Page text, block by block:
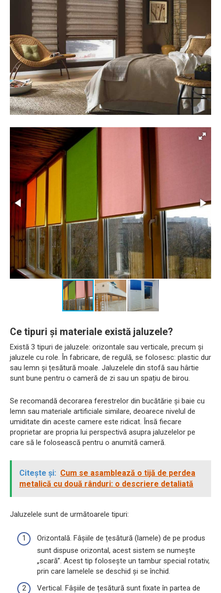
Ce tipuri și materiale există jaluzele?
Există 3 tipuri de jaluzele: orizontale sau verticale, precum și
jaluzele cu role. În fabricare, de regulă, se folosesc: plastic dur
sau lemn și țesătură moale. Jaluzelele din stofă sau hârtie
sunt bune pentru o cameră de zi sau un spațiu de birou.
Se recomandă decorarea ferestrelor din bucătărie și baie cu
lemn sau materiale artificiale similare, deoarece nivelul de
umiditate din aceste camere este ridicat. Însă fiecare
proprietar are propria lui perspectivă asupra jaluzelelor pe
care să le folosească pentru o anumită cameră.
Citește și: Cum se asamblează o tijă de perdea
metalică cu două rânduri: o descriere detaliată
Jaluzelele sunt de următoarele tipuri:
Orizontală. Fâșiile de țesătură (lamele) de pe produs
sunt dispuse orizontal, acest sistem se numește
„scară”. Acest tip folosește un tambur special rotativ,
prin care lamelele se deschid și se închid.
Vertical. Fâșiile de țesătură sunt fixate în partea de